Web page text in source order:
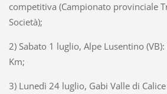
competitiva (Campionato provinciale
Società);
2) Sabato 1 luglio, Alpe Lusentino (VB):
Km;
3) Lunedì 24 luglio, Gabi Valle di Calice